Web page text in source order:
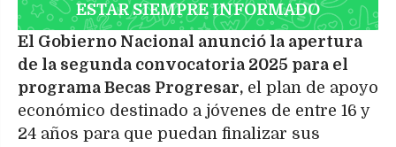
ESTAR SIEMPRE INFORMADO
El Gobierno Nacional anunció la apertura
de la segunda convocatoria 2025 para el
programa Becas Progresar, el plan de apoyo
económico destinado a jóvenes de entre 16 y
24 años para que puedan finalizar sus